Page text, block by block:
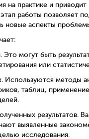
на практике и приводит
работы позволяет
новые аспекты
могут быть
или
Используются методы
таблиц, применение
результатов.
выявленные
исследования.